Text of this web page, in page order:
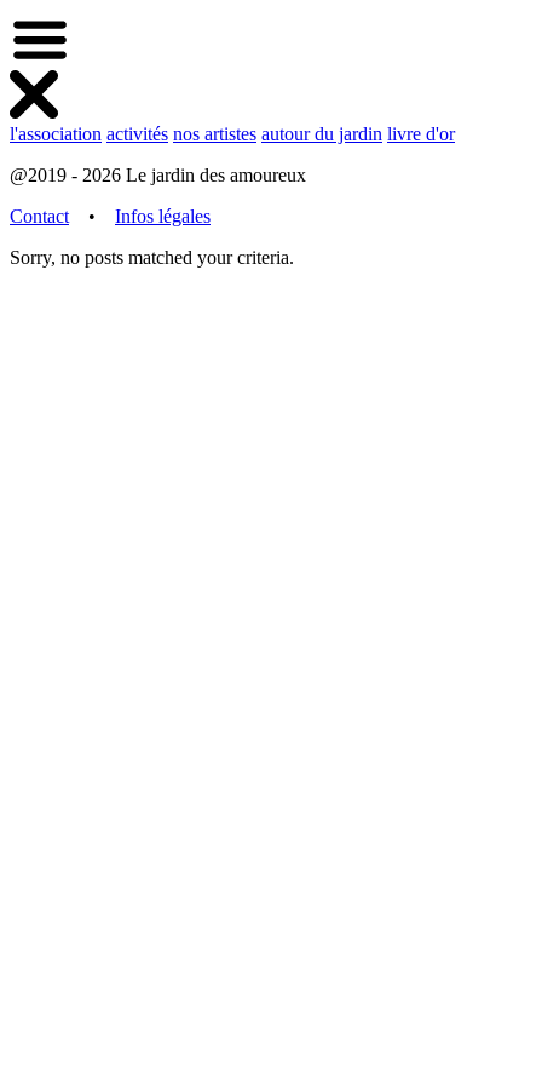
l'association activités nos artistes autour du jardin livre d'or
@2019 - 2026 Le jardin des amoureux
Contact • Infos légales
Sorry, no posts matched your criteria.